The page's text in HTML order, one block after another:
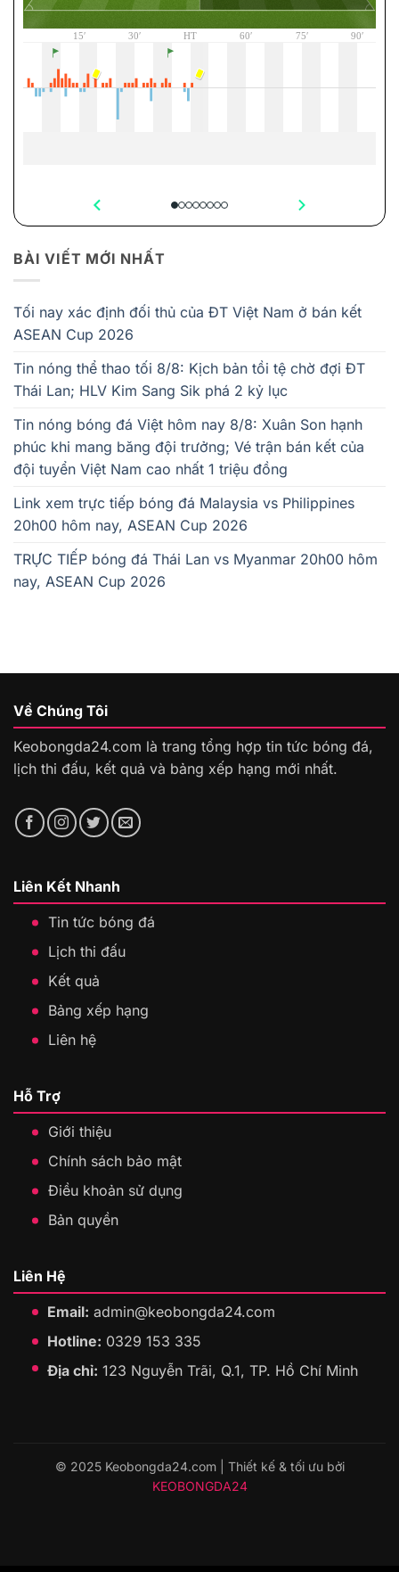
BÀI VIẾT MỚI NHẤT
Tối nay xác định đối thủ của ĐT Việt Nam ở bán kết
ASEAN Cup 2026
Tin nóng thể thao tối 8/8: Kịch bản tồi tệ chờ đợi ĐT
Thái Lan; HLV Kim Sang Sik phá 2 kỷ lục
Tin nóng bóng đá Việt hôm nay 8/8: Xuân Son hạnh
phúc khi mang băng đội trưởng; Vé trận bán kết của
đội tuyển Việt Nam cao nhất 1 triệu đồng
Link xem trực tiếp bóng đá Malaysia vs Philippines
20h00 hôm nay, ASEAN Cup 2026
TRỰC TIẾP bóng đá Thái Lan vs Myanmar 20h00 hôm
nay, ASEAN Cup 2026
Về Chúng Tôi
Keobongda24.com là trang tổng hợp tin tức bóng đá,
lịch thi đấu, kết quả và bảng xếp hạng mới nhất.
Liên Kết Nhanh
Tin tức bóng đá
Lịch thi đấu
Kết quả
Bảng xếp hạng
Liên hệ
Hỗ Trợ
Giới thiệu
Chính sách bảo mật
Điều khoản sử dụng
Bản quyền
Liên Hệ
Email: admin@keobongda24.com
Hotline: 0329 153 335
Địa chỉ: 123 Nguyễn Trãi, Q.1, TP. Hồ Chí Minh
© 2025 Keobongda24.com | Thiết kế & tối ưu bởi
KEOBONGDA24